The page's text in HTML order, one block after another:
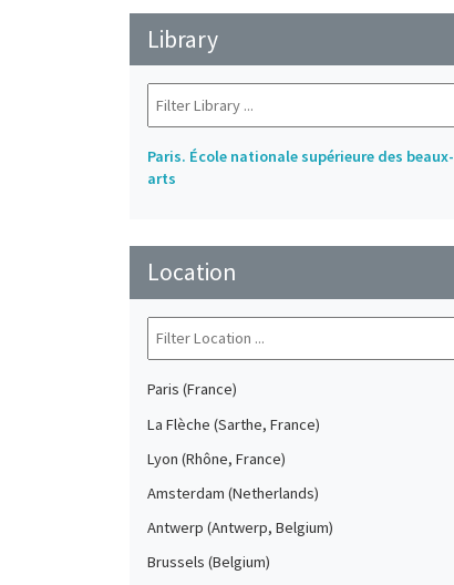
Library
Paris. École nationale supérieure des beaux-
arts
Location
Paris (France)
La Flèche (Sarthe, France)
Lyon (Rhône, France)
Amsterdam (Netherlands)
Antwerp (Antwerp, Belgium)
Brussels (Belgium)